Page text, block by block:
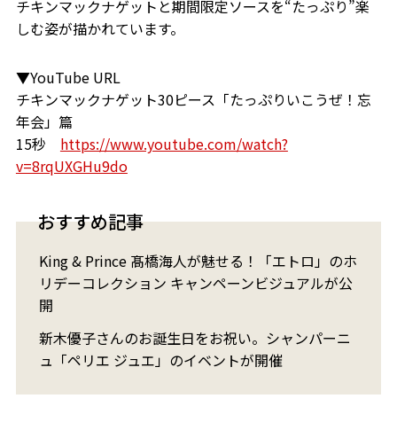
チキンマックナゲットと期間限定ソースを“たっぷり”楽
しむ姿が描かれています。
▼YouTube URL
チキンマックナゲット30ピース「たっぷりいこうぜ！忘
年会」篇
15秒 https://www.youtube.com/watch?
v=8rqUXGHu9do
おすすめ記事
King & Prince 髙橋海人が魅せる！「エトロ」のホ
リデーコレクション キャンペーンビジュアルが公
開
新木優子さんのお誕生日をお祝い。シャンパーニ
ュ「ペリエ ジュエ」のイベントが開催